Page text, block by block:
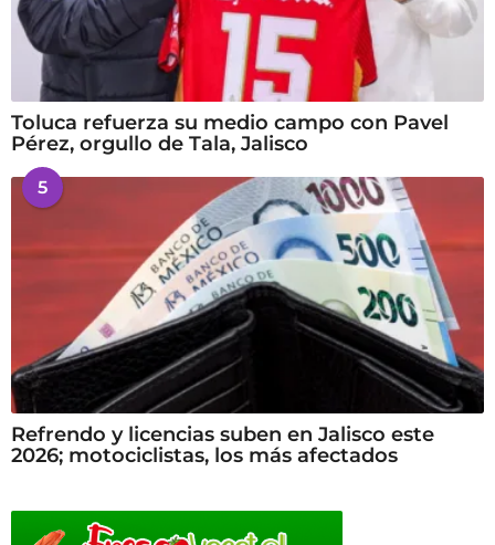
Toluca refuerza su medio campo con Pavel
Pérez, orgullo de Tala, Jalisco
5
Refrendo y licencias suben en Jalisco este
2026; motociclistas, los más afectados